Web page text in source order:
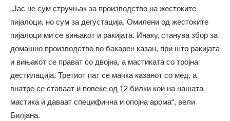
„Јас не сум стручњак за производство на жестоките
пијалоци, но сум за дегустација. Омилени од жестоките
пијалоци ми се вињакот и ракијата. Инаку, станува збор за
домашно производство во бакарен казан, при што ракијата
и вињакот се прават со двојна, а мастиката со тројна
дестилација. Третиот пат се мачка казанот со мед, а
внатре се ставаат и повеќе од 12 билки кои на нашата
мастика ѝ даваат специфична и опојна арома“, вели
Билјана.